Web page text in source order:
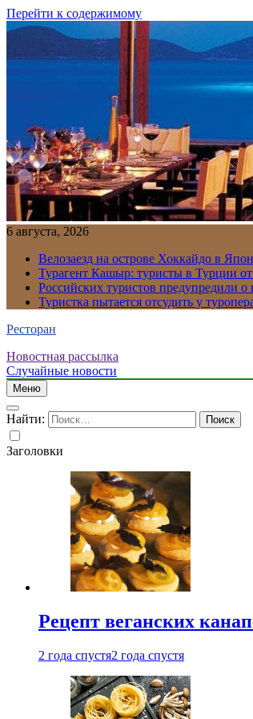
Перейти к содержимому
6 августа, 2026
Велозаезд на острове Хоккайдо в
Турагент Кашыр: туристы в Турции
Российских туристов предупредили
Туристка пытается отсудить у
Ресторан
Новостная рассылка
Случайные новости
Меню
Найти:
Заголовки
Рецепт веганских
2 года спустя2 года спустя